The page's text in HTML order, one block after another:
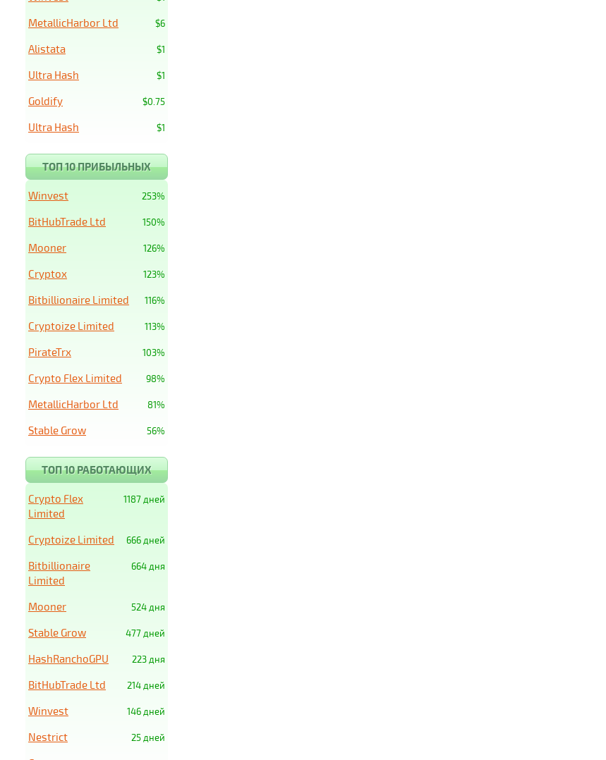
$6
MetallicHarbor Ltd
$1
Alistata
$1
Ultra Hash
$0.75
Goldify
$1
Ultra Hash
ТОП 10 ПРИБЫЛЬНЫХ
253%
Winvest
150%
BitHubTrade Ltd
126%
Mooner
123%
Cryptox
116%
Bitbillionaire Limited
113%
Cryptoize Limited
103%
PirateTrx
98%
Crypto Flex Limited
81%
MetallicHarbor Ltd
56%
Stable Grow
ТОП 10 РАБОТАЮЩИХ
1187 дней
Crypto Flex
Limited
666 дней
Cryptoize Limited
664 дня
Bitbillionaire
Limited
524 дня
Mooner
477 дней
Stable Grow
223 дня
HashRanchoGPU
214 дней
BitHubTrade Ltd
146 дней
Winvest
25 дней
Nestrict